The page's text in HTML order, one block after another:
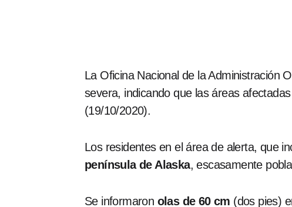
La Oficina Nacional de la Administración
severa, indicando que las áreas
(19/10/2020).
Los residentes en el área de alerta, que
península de Alaska, escasamente
Se informaron olas de 60 cm (dos pies)